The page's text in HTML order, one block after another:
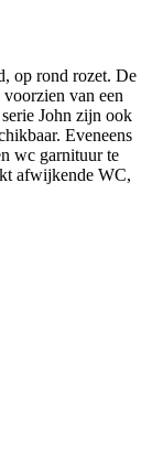
op rond rozet. De
van een
John zijn ook
Eveneens
wc garnituur te
afwijkende WC,